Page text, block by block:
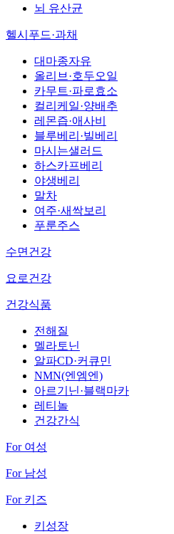
뇌 유산균
헬시푸드·과채
대마종자유
올리브·호두오일
카무트·파로효소
컬리케일·양배추
레몬즙·애사비
블루베리·빌베리
마시는샐러드
하스카프베리
야생베리
말차
여주·새싹보리
푸룬주스
수면건강
요로건강
건강식품
전해질
멜라토닌
알파CD·커큐민
NMN(엔엠엔)
아르기닌·블랙마카
레티놀
건강간식
For 여성
For 남성
For 키즈
키성장